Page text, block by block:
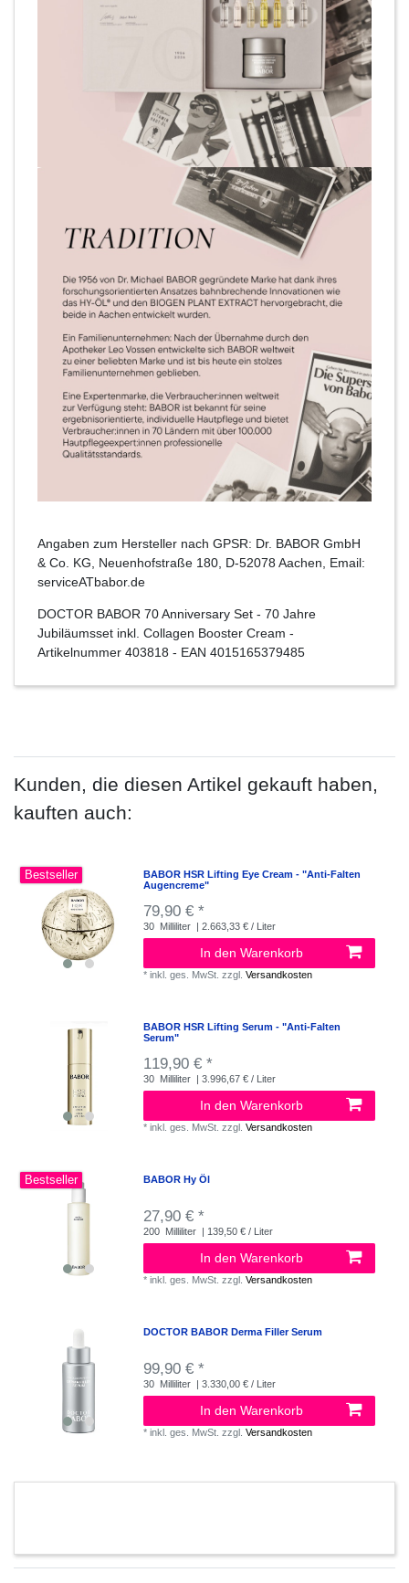
Angaben zum Hersteller nach GPSR: Dr. BABOR GmbH
& Co. KG, Neuenhofstraße 180, D-52078 Aachen, Email:
serviceATbabor.de
DOCTOR BABOR 70 Anniversary Set - 70 Jahre
Jubiläumsset inkl. Collagen Booster Cream -
Artikelnummer 403818 - EAN 4015165379485
Kunden, die diesen Artikel gekauft haben,
kauften auch:
Bestseller
BABOR HSR Lifting Eye Cream - "Anti-Falten
Augencreme"
79,90 € *
30 Milliliter | 2.663,33 € / Liter
In den Warenkorb
*inkl. ges. MwSt. zzgl.Versandkosten
BABOR HSR Lifting Serum - "Anti-Falten
Serum"
119,90 € *
30 Milliliter | 3.996,67 € / Liter
In den Warenkorb
*inkl. ges. MwSt. zzgl.Versandkosten
Bestseller BABOR Hy Öl
27,90 € *
200 Milliliter | 139,50 € / Liter
In den Warenkorb
*inkl. ges. MwSt. zzgl.Versandkosten
DOCTOR BABOR Derma Filler Serum
99,90 € *
30 Milliliter | 3.330,00 € / Liter
In den Warenkorb
*inkl. ges. MwSt. zzgl.Versandkosten